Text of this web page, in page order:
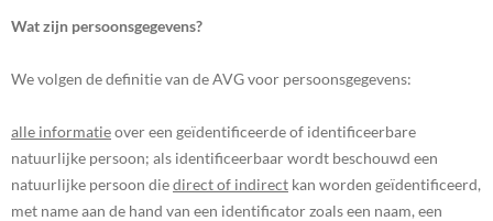
Wat zijn persoonsgegevens?
We volgen de definitie van de AVG voor persoonsgegevens:
alle informatieover een geïdentificeerde of identificeerbare
natuurlijke persoon; als identificeerbaar wordt beschouwd een
natuurlijke persoon diedirect of indirect kan worden geïdentificeerd,
met name aan de hand van een identificator zoals een naam, een